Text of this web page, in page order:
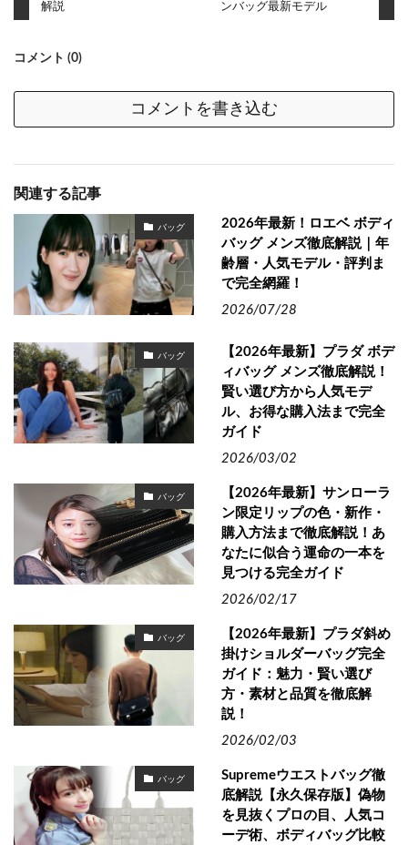
解説 ンバッグ最新モデル
コメント (0)
コメントを書き込む
関連する記事
バッグ
2026年最新！ロエベ ボディ
バッグ メンズ徹底解説｜年
齢層・人気モデル・評判ま
で完全網羅！
2026/07/28
バッグ
【2026年最新】プラダ ボデ
ィバッグ メンズ徹底解説！
賢い選び方から人気モデ
ル、お得な購入法まで完全
ガイド
2026/03/02
バッグ
【2026年最新】サンローラ
ン限定リップの色・新作・
購入方法まで徹底解説！あ
なたに似合う運命の一本を
見つける完全ガイド
2026/02/17
バッグ
【2026年最新】プラダ斜め
掛けショルダーバッグ完全
ガイド：魅力・賢い選び
方・素材と品質を徹底解
説！
2026/02/03
バッグ
Supremeウエストバッグ徹
底解説【永久保存版】偽物
を見抜くプロの目、人気コ
ーデ術、ボディバッグ比較